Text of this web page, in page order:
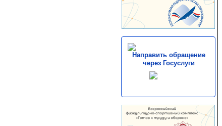
Направить обращение
через Госуслуги